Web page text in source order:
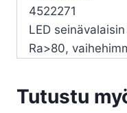
4522271
LED
Ra>80,
Tutustu